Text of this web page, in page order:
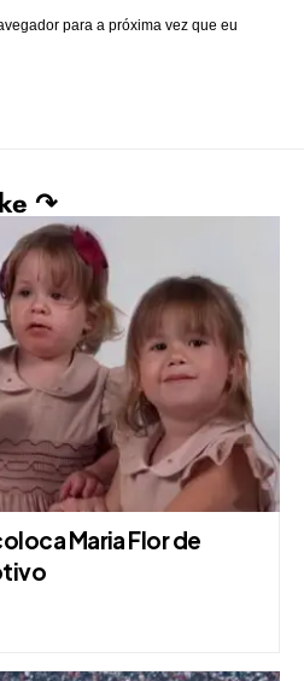
para a próxima vez que eu
↷
Maria Flor de